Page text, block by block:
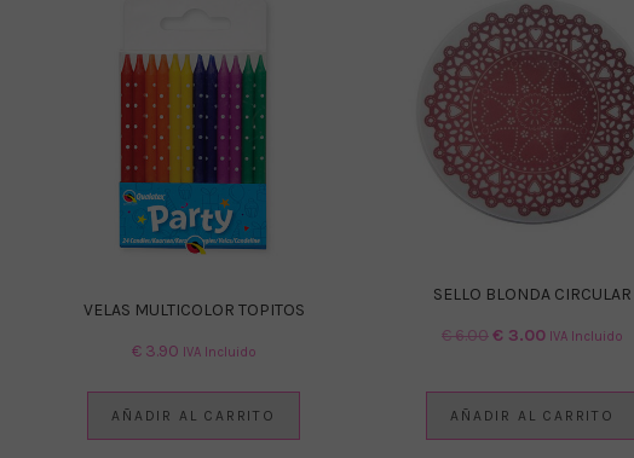
VELAS MULTICOLOR TOPITOS
€3.90 IVA Incluido
AÑADIR AL CARRITO
SELLO BLONDA CIRCULAR
€6.00El
original
era:
€ 6.00.
€ 3.00El
actual
es:
€ 3.00.
IVA Incluido
AÑADIR AL CARRITO